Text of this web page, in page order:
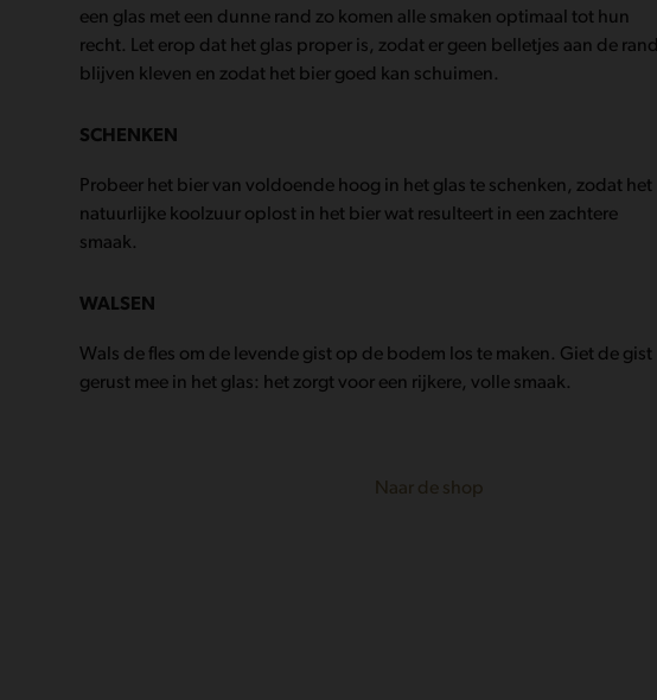
een glas met een dunne rand zo komen alle smaken optimaal tot hun
recht. Let erop dat het glas proper is, zodat er geen belletjes aan de rand
blijven kleven en zodat het bier goed kan schuimen.
SCHENKEN
Probeer het bier van voldoende hoog in het glas te schenken, zodat het
natuurlijke koolzuur oplost in het bier wat resulteert in een zachtere
smaak.
WALSEN
Wals de fles om de levende gist op de bodem los te maken. Giet de gist
gerust mee in het glas: het zorgt voor een rijkere, volle smaak.
Naar de shop